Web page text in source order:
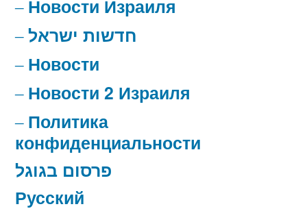
Новости Израиля
חדשות ישראל
Новости
Новости 2 Израиля
Политика
конфиденциальности
פרסום בגוגל
Русский